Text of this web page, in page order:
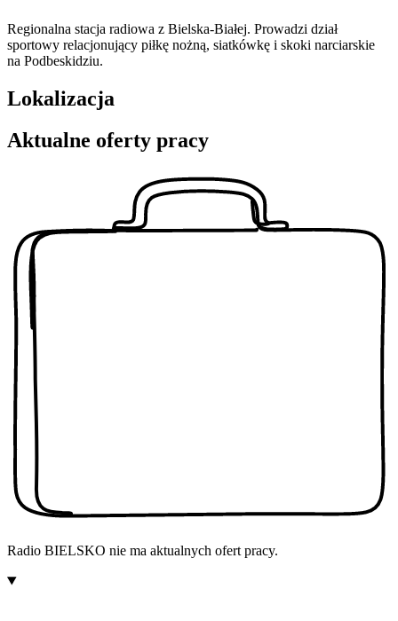
Regionalna stacja radiowa z Bielska-Białej. Prowadzi dział
sportowy relacjonujący piłkę nożną, siatkówkę i skoki narciarskie
na Podbeskidziu.
Lokalizacja
Aktualne oferty pracy
Radio BIELSKO nie ma aktualnych ofert pracy.